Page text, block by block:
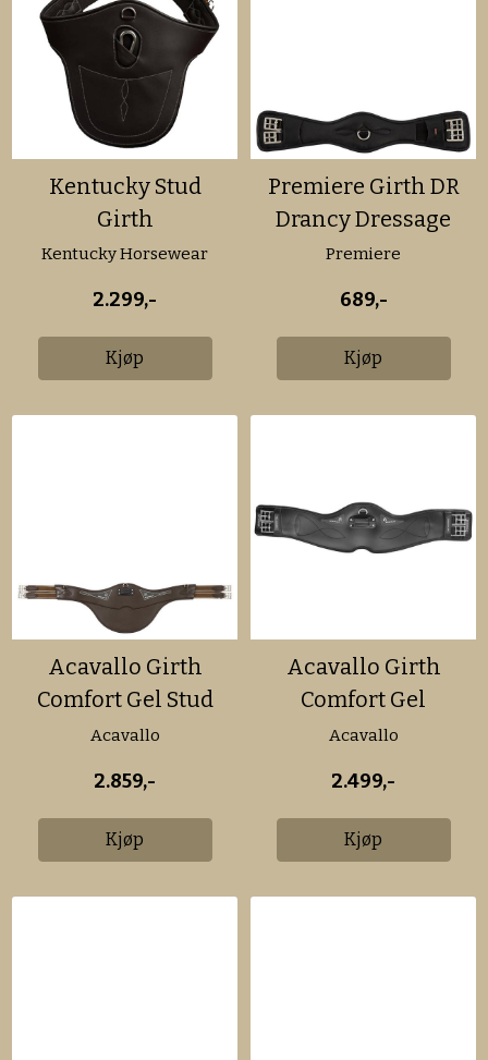
Kentucky Stud
Girth
Kentucky Horsewear
2.299,-
Kjøp
Premiere Girth DR
Drancy Dressage
Premiere
689,-
Kjøp
Acavallo Girth
Comfort Gel Stud
Guard
Acavallo
2.859,-
Kjøp
Acavallo Girth
Comfort Gel
Dressage
Acavallo
2.499,-
Kjøp